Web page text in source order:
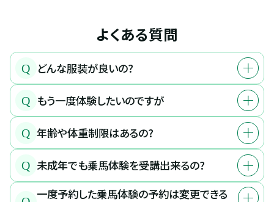
よくある質問
Q どんな服装が良いの?
Q もう一度体験したいのですが
Q 年齢や体重制限はあるの?
Q 未成年でも乗馬体験を受講出来るの?
一度予約した乗馬体験の予約は変更できる